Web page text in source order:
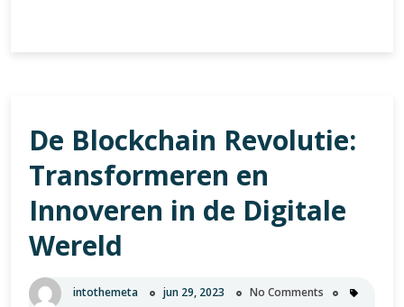
voor
de
Toekomst
De Blockchain Revolutie:
Transformeren en
Innoveren in de Digitale
Wereld
intothemeta jun 29, 2023 No Comments